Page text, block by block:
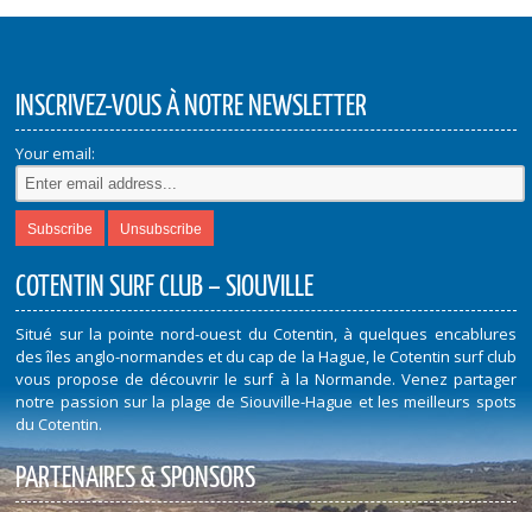
INSCRIVEZ-VOUS À NOTRE NEWSLETTER
Your email:
COTENTIN SURF CLUB – SIOUVILLE
Situé sur la pointe nord-ouest du Cotentin, à quelques encablures
des îles anglo-normandes et du cap de la Hague, le Cotentin surf club
vous propose de découvrir le surf à la Normande. Venez partager
notre passion sur la plage de Siouville-Hague et les meilleurs spots
du Cotentin.
PARTENAIRES & SPONSORS